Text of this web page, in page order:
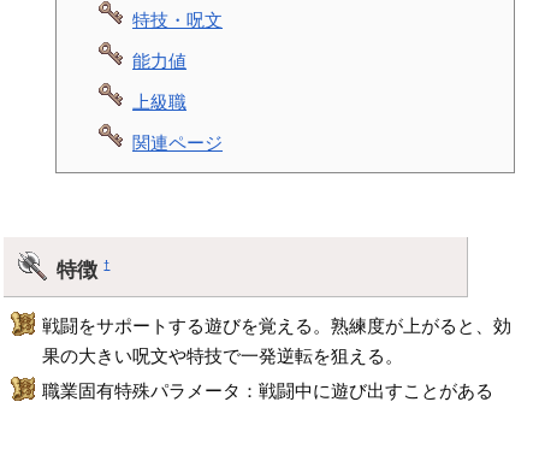
特技・呪文
能力値
上級職
関連ページ
特徴†
戦闘をサポートする遊びを覚える。熟練度が上がると、効
果の大きい呪文や特技で一発逆転を狙える。
職業固有特殊パラメータ：戦闘中に遊び出すことがある